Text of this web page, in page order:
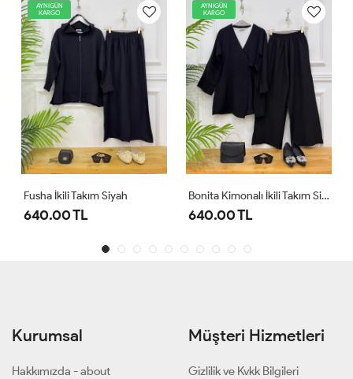
AYNIGÜN
KARGO
Fusha İkili Takım Siyah
640.00 TL
AYNIGÜN
KARGO
Bonita Kimonalı İkili Takım Siyah
640.00 TL
Kurumsal
Hakkımızda - about
Müşteri Hizmetleri
Gizlilik ve Kvkk Bilgileri